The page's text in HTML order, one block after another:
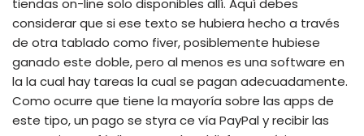
tiendas on-line solo disponibles allí. Aquí debes
considerar que si ese texto se hubiera hecho a través
de otra tablado como fiver, posiblemente hubiese
ganado este doble, pero al menos es una software en
la la cual hay tareas la cual se pagan adecuadamente.
Como ocurre que tiene la mayoría sobre las apps de
este tipo, un pago se styra ce vía PayPal y recibir las